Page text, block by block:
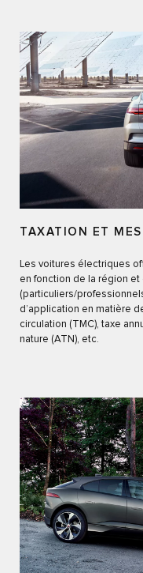
TAXATION ET
Les voitures électriques
en fonction de la région et
(particuliers/
d’application en matière
circulation (TMC), taxe
nature (ATN), etc.